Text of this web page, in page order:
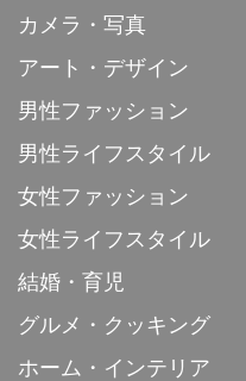
カメラ・写真
アート・デザイン
男性ファッション
男性ライフスタイル
女性ファッション
女性ライフスタイル
結婚・育児
グルメ・クッキング
ホーム・インテリア